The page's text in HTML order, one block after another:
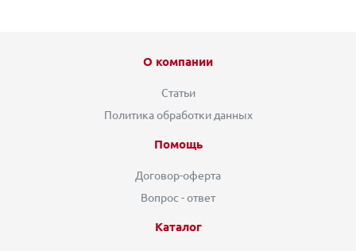
О компании
Статьи
Политика обработки данных
Помощь
Договор-оферта
Вопрос - ответ
Каталог